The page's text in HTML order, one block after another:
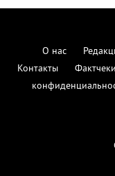
О нас
Контакты